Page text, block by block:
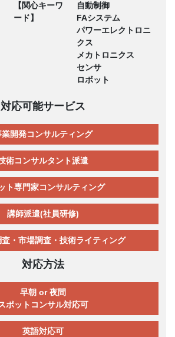
【関心キーワ
ード】
自動制御
FAシステム
パワーエレクトロニ
クス
メカトロニクス
センサ
ロボット
対応可能サービス
業開発コンサルティング
術コンサルタント派遣
ト専門家コンサルティング
講師派遣(社員研修)
・市場調査・技術ライティング
対応方法
早朝 or 夜間
ポットコンサル対応可
英語対応可